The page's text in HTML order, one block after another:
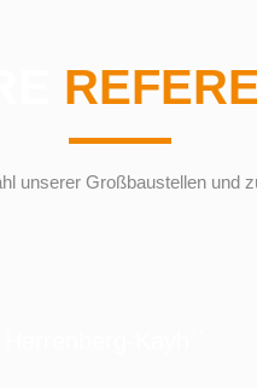
unserer Großbaustellen und